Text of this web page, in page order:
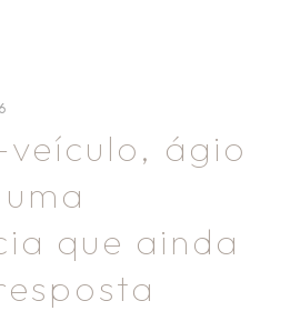
ágio
que ainda